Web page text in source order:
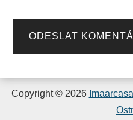
Copyright © 2026 Imaarcasa